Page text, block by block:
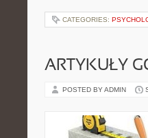
CATEGORIES:
ARTYKUŁY
POSTED BY ADMIN